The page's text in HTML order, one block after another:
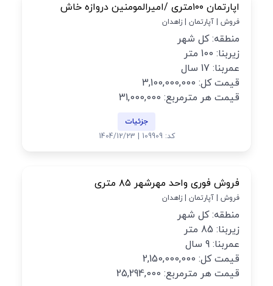
اپارتمان ۱۰۰متری /امیرالمومنین دروازه خاش
فروش | آپارتمان | زاهدان
منطقه: کل شهر
زیربنا: 100 متر
عمربنا: 17 سال
قیمت کل: 3,100,000,000
قیمت هر مترمربع: 31,000,000
جزئیات
کد: 109909 | 1404/12/23
فروش فوری واحد مهرشهر ۸۵ متری
فروش | آپارتمان | زاهدان
منطقه: کل شهر
زیربنا: 85 متر
عمربنا: 9 سال
قیمت کل: 2,150,000,000
قیمت هر مترمربع: 25,294,000